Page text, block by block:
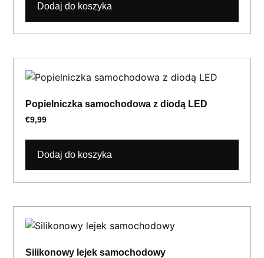
Dodaj do koszyka
Popielniczka samochodowa z diodą LED
€9,99
Dodaj do koszyka
Silikonowy lejek samochodowy